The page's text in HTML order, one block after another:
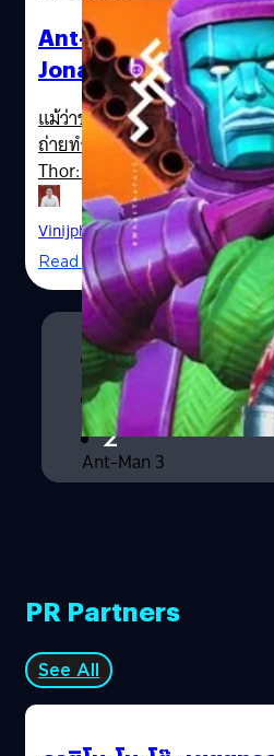
Marvel 2021
Ant-Man 3
Ant-Man 3 ประกาศนัก
Jonathan Majors จาก
แม้ว่าช่วงนี้ Marvel Studios จะ
ถ่ายทำหนังและซีรีส์ที่ค้างอยู่หล
Thor: Love and Thunder และ
of the Ten Rings ซึ่งยกกองกัน
ออสเตรเลีย ข่าวคราวการประ
ร่วมจักรวาลมาร์เวลก็ห่างหาย
นั้นขึ้นชื่อและเก่งเรื่องการเป็น
จากแวดวงซีรีส์หรือหนังอินดี้ม
เสมอ และตอนนี้หนัง Ant-
Jonathan Majors นักแสดงหนุ่
สยองขวัญ Lovecraft Country
ของ J.J. Abrams และ Jordan
ทาง Netflix ของผู้กำกับ
ให้เตรียมมารับบทเป็นวายร้าย
ซึ่งยังไม่มีชื่อทางการ ร่วมกับ
Vinijphat Kanyapong| 2152 days
Read More
1
2
PR Partners
See All